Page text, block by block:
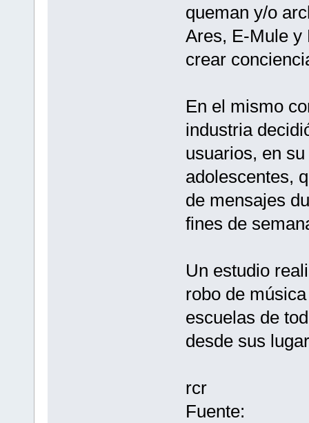
queman y/o
Ares, E-Mule y
crear
En el mismo
industria
usuarios, en
adolescentes,
de mensajes
fines de
Un estudio
robo de
escuelas de
desde sus
rcr
Fuente: